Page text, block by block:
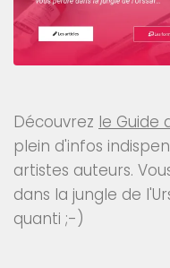
Découvrez le Guide
plein d'infos
artistes auteurs.
dans la jungle de
quanti ;-)